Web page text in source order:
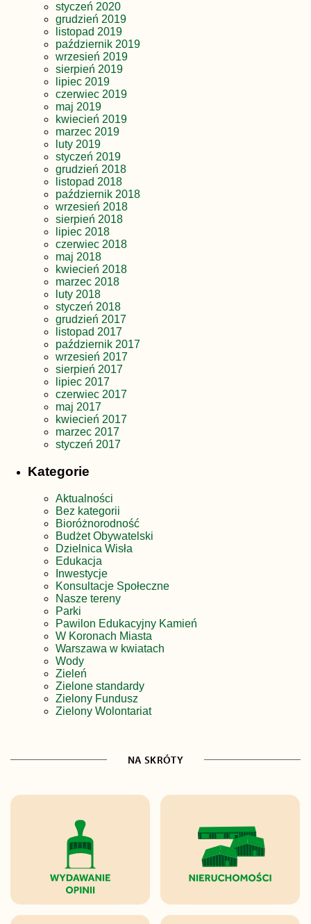
styczeń 2020
grudzień 2019
listopad 2019
październik 2019
wrzesień 2019
sierpień 2019
lipiec 2019
czerwiec 2019
maj 2019
kwiecień 2019
marzec 2019
luty 2019
styczeń 2019
grudzień 2018
listopad 2018
październik 2018
wrzesień 2018
sierpień 2018
lipiec 2018
czerwiec 2018
maj 2018
kwiecień 2018
marzec 2018
luty 2018
styczeń 2018
grudzień 2017
listopad 2017
październik 2017
wrzesień 2017
sierpień 2017
lipiec 2017
czerwiec 2017
maj 2017
kwiecień 2017
marzec 2017
styczeń 2017
Kategorie
Aktualności
Bez kategorii
Bioróżnorodność
Budżet Obywatelski
Dzielnica Wisła
Edukacja
Inwestycje
Konsultacje Społeczne
Nasze tereny
Parki
Pawilon Edukacyjny Kamień
W Koronach Miasta
Warszawa w kwiatach
Wody
Zieleń
Zielone standardy
Zielony Fundusz
Zielony Wolontariat
NA SKRÓTY